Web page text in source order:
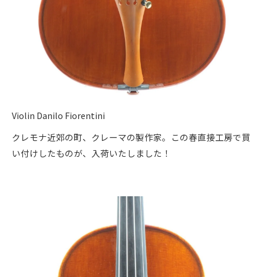
Violin Danilo Fiorentini
クレモナ近郊の町、クレーマの製作家。この春直接工房で買
い付けしたものが、入荷いたしました！